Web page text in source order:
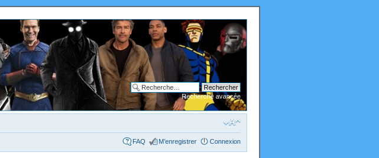
Recherche avancée
FAQ M’enregistrer Connexion